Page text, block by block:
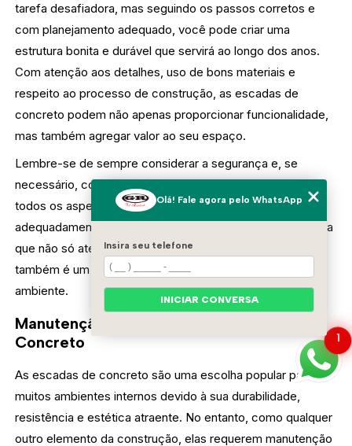
tarefa desafiadora, mas seguindo os passos corretos e
com planejamento adequado, você pode criar uma
estrutura bonita e durável que servirá ao longo dos anos.
Com atenção aos detalhes, uso de bons materiais e
respeito ao processo de construção, as escadas de
concreto podem não apenas proporcionar funcionalidade,
mas também agregar valor ao seu espaço.
Lembre-se de sempre considerar a segurança e, se
necessário, consulte um profissional para garantir que
todos os aspectos técnicos do projeto sejam
adequadamente atendidos. Ao final, você terá uma escada
que não só atende às suas necessidades práticas, mas
também é um elemento estético que embeleza seu
ambiente.
Manutenção e Cuidados com Escadas de
Concreto
As escadas de concreto são uma escolha popular para
muitos ambientes internos devido à sua durabilidade,
resistência e estética atraente. No entanto, como qualquer
outro elemento da construção, elas requerem manutenção
1
Olá! Fale agora pelo WhatsApp
Insira seu telefone
INICIAR CONVERSA